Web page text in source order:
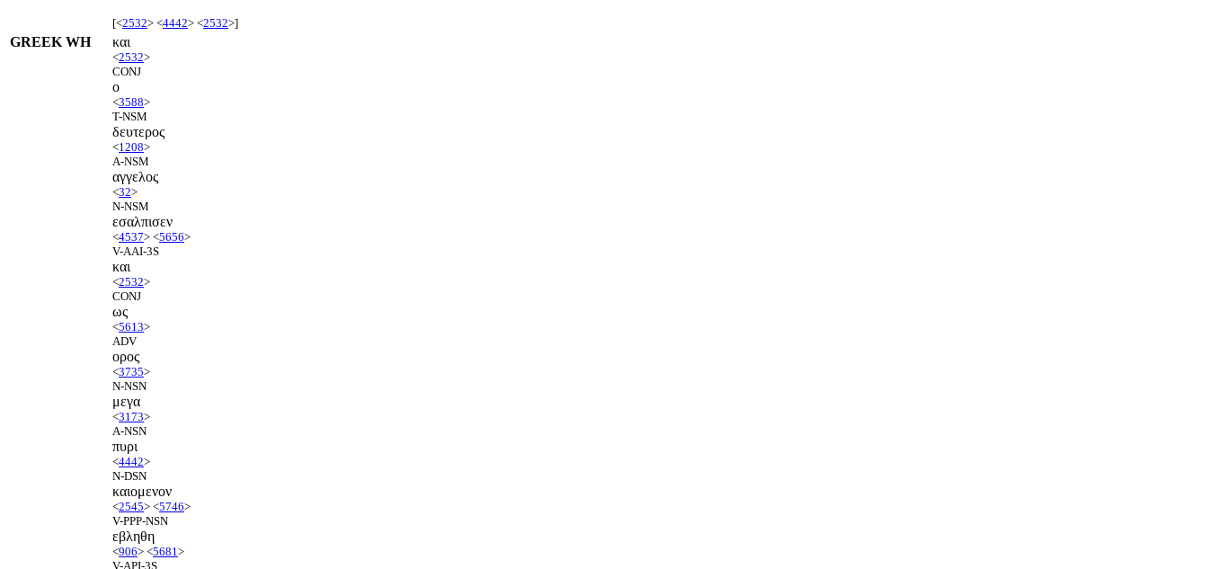
[<2532> <4442> <2532>]
GREEK WH και
<2532>
CONJ
ο
<3588>
T-NSM
δευτερος
<1208>
A-NSM
αγγελος
<32>
N-NSM
εσαλπισεν
<4537> <5656>
V-AAI-3S
και
<2532>
CONJ
ως
<5613>
ADV
ορος
<3735>
N-NSN
μεγα
<3173>
A-NSN
πυρι
<4442>
N-DSN
καιομενον
<2545> <5746>
V-PPP-NSN
εβληθη
<906> <5681 >
V-API-3S